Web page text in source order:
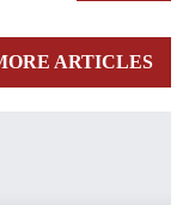
ARTICLES